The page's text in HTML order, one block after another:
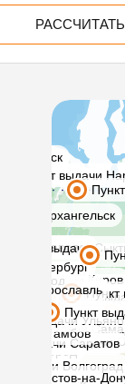
РАССЧИТАТЬ